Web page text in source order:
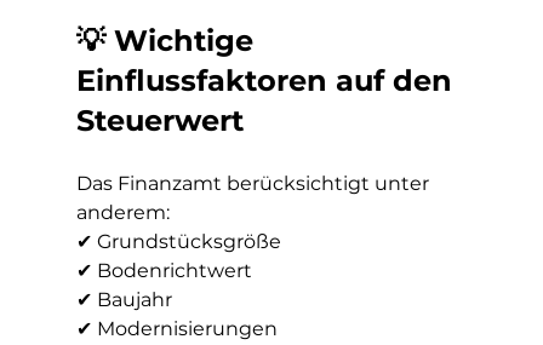
💡 Wichtige
Einflussfaktoren auf den
Steuerwert
Das Finanzamt berücksichtigt unter
anderem:
✔ Grundstücksgröße
✔ Bodenrichtwert
✔ Baujahr
✔ Modernisierungen